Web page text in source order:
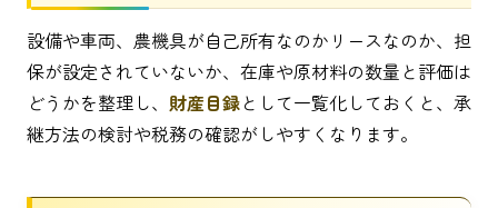
設備や車両、農機具が自己所有なのかリースなのか、担
保が設定されていないか、在庫や原材料の数量と評価は
どうかを整理し、 財産目録として一覧化しておくと、承
継方法の検討や税務の確認がしやすくなります。